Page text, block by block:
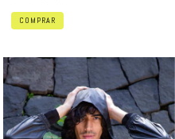
COMPRAR